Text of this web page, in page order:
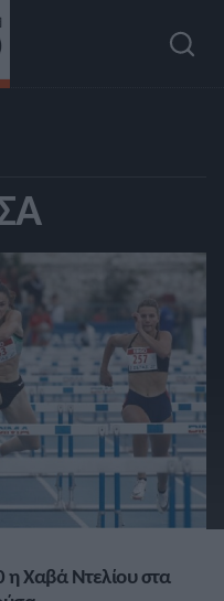
Χαβά Ντελίου στα